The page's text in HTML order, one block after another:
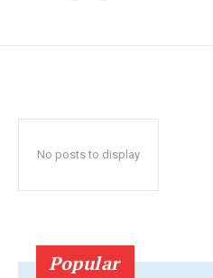
No posts to display
Popular